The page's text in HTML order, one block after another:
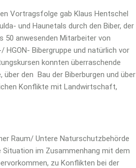
Vortragsfolge gab Klaus Hentschel
und Haunetals durch den Biber, der
50 anwesenden Mitarbeiter von
HGON- Bibergruppe und natürlich vor
konnten überraschende
den Bau der Biberburgen und über
Konflikte mit Landwirtschaft,
Raum/ Untere Naturschutzbehörde
Situation im Zusammenhang mit dem
zu Konflikten bei der